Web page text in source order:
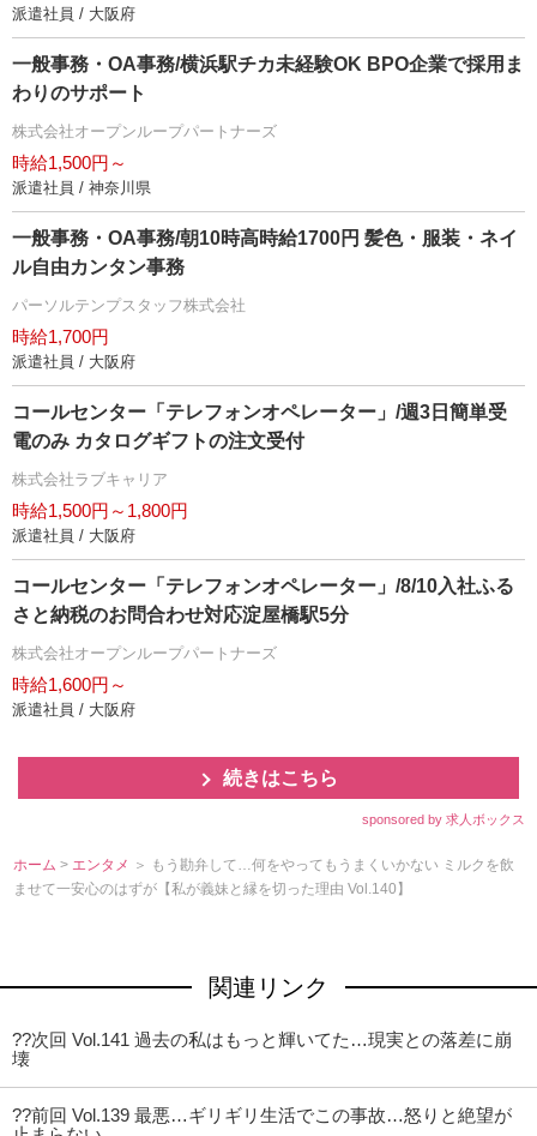
派遣社員 / 大阪府
一般事務・OA事務/横浜駅チカ未経験OK BPO企業で採用ま
わりのサポート
株式会社オープンループパートナーズ
時給1,500円～
派遣社員 / 神奈川県
一般事務・OA事務/朝10時高時給1700円 髪色・服装・ネイ
ル自由カンタン事務
パーソルテンプスタッフ株式会社
時給1,700円
派遣社員 / 大阪府
コールセンター「テレフォンオペレーター」/週3日簡単受
電のみ カタログギフトの注文受付
株式会社ラブキャリア
時給1,500円～1,800円
派遣社員 / 大阪府
コールセンター「テレフォンオペレーター」/8/10入社ふる
さと納税のお問合わせ対応淀屋橋駅5分
株式会社オープンループパートナーズ
時給1,600円～
派遣社員 / 大阪府
続きはこちら
sponsored by 求人ボックス
ホーム > エンタメ ＞ もう勘弁して…何をやってもうまくいかない ミルクを飲
ませて一安心のはずが【私が義妹と縁を切った理由 Vol.140】
関連リンク
??次回 Vol.141 過去の私はもっと輝いてた…現実との落差に崩
壊
??前回 Vol.139 最悪…ギリギリ生活でこの事故…怒りと絶望が